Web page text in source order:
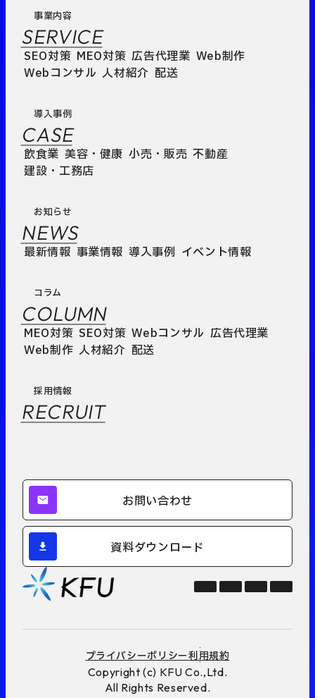
事業内容
SERVICE
SEO対策 MEO対策 広告代理業 Web制作
Webコンサル 人材紹介 配送
導入事例
CASE
飲食業 美容・健康 小売・販売 不動産
建設・工務店
お知らせ
NEWS
最新情報 事業情報 導入事例 イベント情報
コラム
COLUMN
MEO対策 SEO対策 Webコンサル 広告代理業
Web制作 人材紹介 配送
採用情報
RECRUIT
お問い合わせ
資料ダウンロード
Copyright (c) KFU Co.,Ltd.
All Rights Reserved.
プライバシーポリシー利用規約